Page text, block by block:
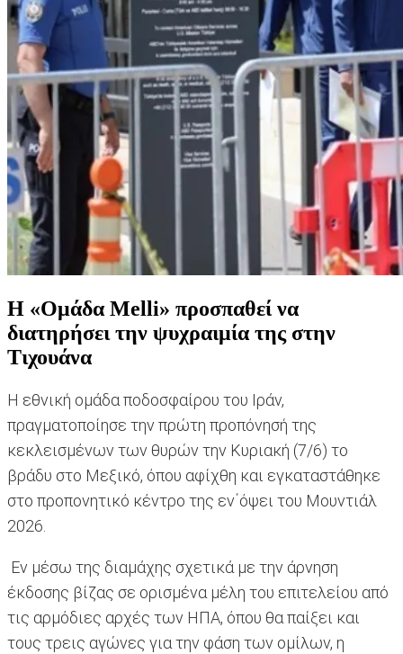
H «Ομάδα Melli» προσπαθεί να
διατηρήσει την ψυχραιμία της στην
Τιχουάνα
Η εθνική ομάδα ποδοσφαίρου του Ιράν,
πραγματοποίησε την πρώτη προπόνησή της
κεκλεισμένων των θυρών την Κυριακή (7/6) το
βράδυ στο Μεξικό, όπου αφίχθη και εγκαταστάθηκε
στο προπονητικό κέντρο της εν΄όψει του Μουντιάλ
2026.
Εν μέσω της διαμάχης σχετικά με την άρνηση
έκδοσης βίζας σε ορισμένα μέλη του επιτελείου από
τις αρμόδιες αρχές των ΗΠΑ, όπου θα παίξει και
τους τρεις αγώνες για την φάση των ομίλων, η